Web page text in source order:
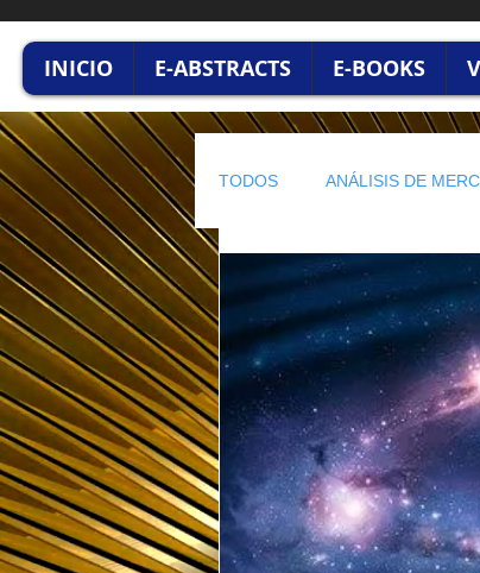
INICIO E-ABSTRACTS E-BOOKS
TODOS ANÁLISIS DE
INNOVACION &
EL PULSO DEL